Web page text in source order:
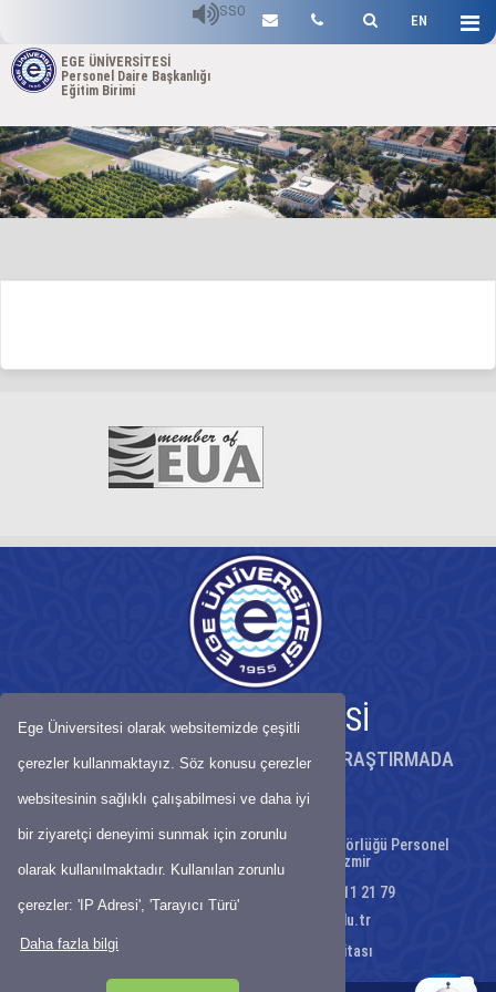
Ege Üniversitesi olarak websitemizde çeşitli
çerezler kullanmaktayız. Söz konusu çerezler
websitesinin sağlıklı çalışabilmesi ve daha iyi
bir ziyaretçi deneyimi sunmak için zorunlu
olarak kullanılmaktadır. Kullanılan zorunlu
çerezler: 'IP Adresi', 'Tarayıcı Türü'
Daha fazla bilgi
EN
SSO
EGE ÜNİVERSİTESİ
Personel Daire Başkanlığı
Eğitim Birimi
EGE ÜNİVERSİTESİ
KÖKLÜ BİRİKİMİYLE BİLİMDE ÖNCÜ, ARAŞTIRMADA
Gençlik Caddesi No:12 Ege Üniversitesi Rektörlüğü Personel
Daire Başkanlığı, 35040 Bornova/İzmir
Telefon : 0 232 311 21 55 – 0 232 311 21 79
egitimbirimi@mail.ege.edu.tr
Site Haritası